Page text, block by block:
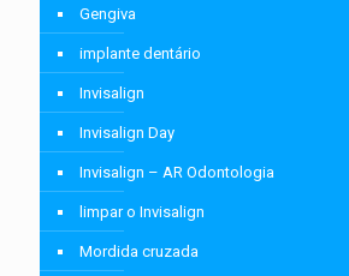
Gengiva
implante dentário
Invisalign
Invisalign Day
Invisalign – AR Odontologia
limpar o Invisalign
Mordida cruzada